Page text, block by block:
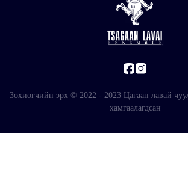
Зохиогчийн эрх © 2022 - 2023 Цагаан лавай
хамгаалагдсан